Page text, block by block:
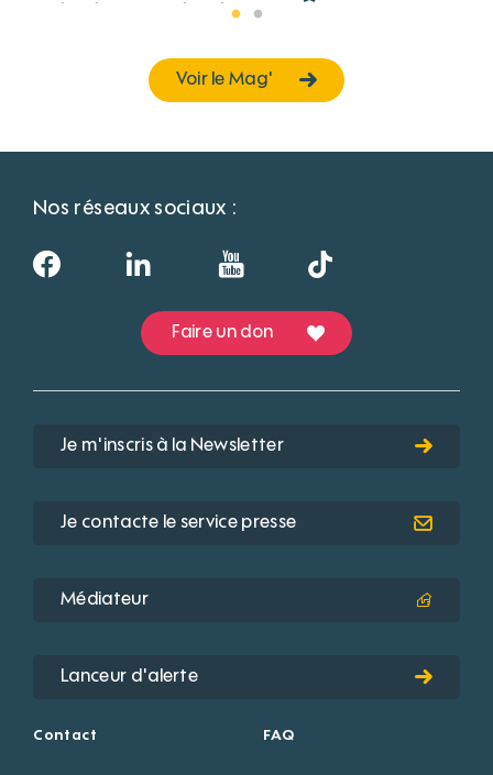
cérébrolésés en Île-de-
France ?
Voir le Mag'
Nos réseaux sociaux :
Faire un don
Je m'inscris à la Newsletter
Je contacte le service presse
Médiateur
Lanceur d'alerte
Contact FAQ